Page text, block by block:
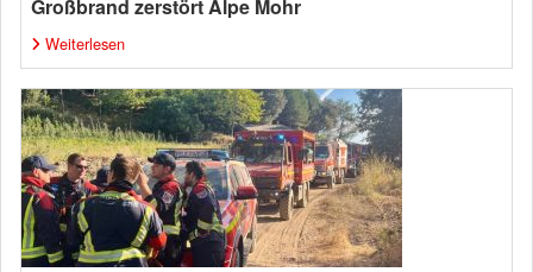
Großbrand zerstört Alpe Mohr
Weiterlesen